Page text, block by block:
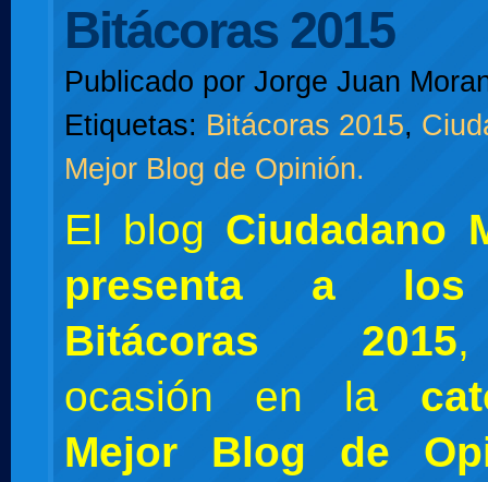
Bitácoras 2015
Publicado por Jorge Juan
Etiquetas: Bitácoras 2015,
Mejor Blog de Opinión.
El blog Ciudadano
presenta a los
Bitácoras 2015,
ocasión en la
Mejor Blog de